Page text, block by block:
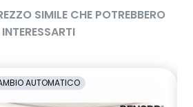
SIMILE CHE POTREBBERO
INTERESSARTI
AUTOMATICO